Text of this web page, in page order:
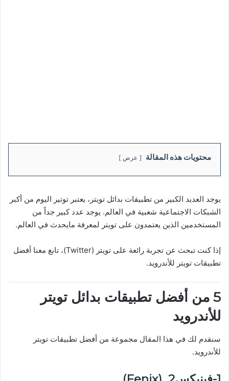
محتويات هذه المقالة عرض
يوجد العديد الكبير من تطبيقات بدائل تويتر، يعتبر توتير اليوم من أكبر
الشبكات الاجتماعية شعبية في العالم. يوجد عدد كبير جداً من
المستخدمين الذين يعتمدون على تويتر لمعرفة مايحدث في العالم.
إذا كنت تبحث عن تجربة رائعة على تويتر (Twitter)، تابع معنا أفضل
تطبيقات تويتر للأندرويد.
5 من أفضل تطبيقات بدائل تويتر
للأندرويد
سنقدم لك في هذا المقال مجموعة من أفضل تطبيقات تويتر
للأندرويد.